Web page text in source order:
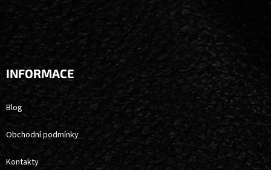
INFORMACE
Blog
Obchodní podmínky
Kontakty